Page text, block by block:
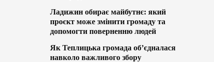
Ладижин обирає майбутнє: який
проєкт може змінити громаду та
допомогти поверненню людей
Як Теплицька громада об’єдналася
навколо важливого збору